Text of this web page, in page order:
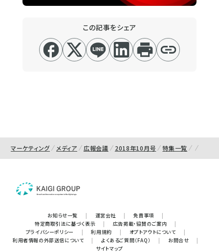
この記事をシェア
マーケティング メディア 広報会議 2018年10月号 特集一覧
お知らせ一覧 | 運営会社 | 免責事項
|
特定商取引法に基づく表示
| 広告掲載・協賛のご案内
|
プライバシーポリシー
| 利用規約 | オプトアウトについて
|
利用者情報の外部送信について
| よくあるご質問（FAQ） | お問合せ
|
サイトマップ